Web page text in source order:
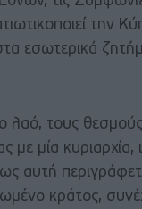
την
εσωτερικά
τους θεσμούς
με μία κυριαρχία,
αυτή
κράτος,